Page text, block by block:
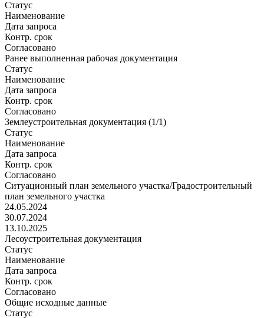
Статус
Наименование
Дата запроса
Контр. срок
Согласовано
Ранее выполненная рабочая документация
Статус
Наименование
Дата запроса
Контр. срок
Согласовано
Землеустроительная документация (1/1)
Статус
Наименование
Дата запроса
Контр. срок
Согласовано
Ситуационный план земельного участка/Градостроительный
план земельного участка
24.05.2024
30.07.2024
13.10.2025
Лесоустроительная документация
Статус
Наименование
Дата запроса
Контр. срок
Согласовано
Общие исходные данные
Статус